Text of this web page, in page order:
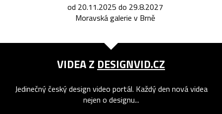
od 20.11.2025 do 29.8.2027
Moravská galerie v Brně
VIDEA Z DESIGNVID.CZ
Jedinečný český design video portál. Každý den nová videa
nejen o designu...